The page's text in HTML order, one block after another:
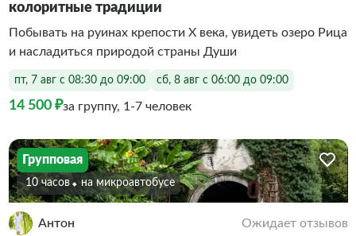
колоритные традиции
Побывать на руинах крепости X века, увидеть озеро Рица
и насладиться природой страны Души
пт, 7 авг с 08:30 до 09:00 сб, 8 авг с 06:00 до 09:00
14 500 ₽за группу, 1-7 человек
Групповая
10 часов На микроавтобусе
Антон Ожидает отзывов